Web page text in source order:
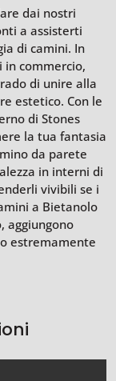
dai nostri
a assisterti
di camini. In
in commercio,
di unire alla
estetico. Con le
di Stones
la tua fantasia
da parete
in interni di
vivibili se i
a Bietanolo
aggiungono
estremamente